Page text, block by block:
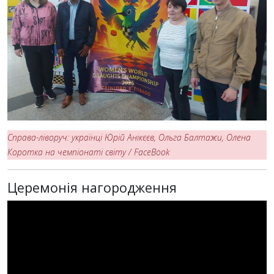
Справа-ліворуч: українці Юрій Анікєєв, Ольга Балтажи, Олена
Коротка на чемпіонаті світу / FaceBook
Церемонія нагородження